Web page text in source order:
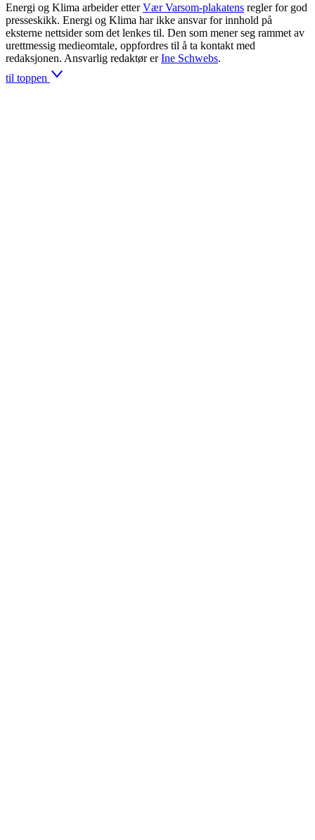
Energi og Klima arbeider etter Vær Varsom-plakatens regler for god
presseskikk. Energi og Klima har ikke ansvar for innhold på
eksterne nettsider som det lenkes til. Den som mener seg rammet av
urettmessig medieomtale, oppfordres til å ta kontakt med
redaksjonen. Ansvarlig redaktør er Ine Schwebs.
til toppen